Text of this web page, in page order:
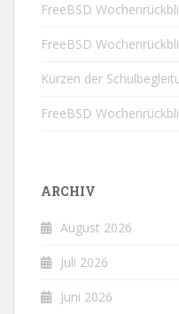
FreeBSD
FreeBSD
Kürzen der
FreeBSD
ARCHIV
August 2026
Juli 2026
Juni 2026